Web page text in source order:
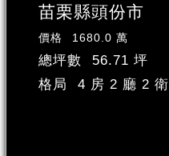
苗栗縣頭份市
價格 1680.0 萬
總坪數
56.71 坪
格局
4 房 2 廳 2 衛